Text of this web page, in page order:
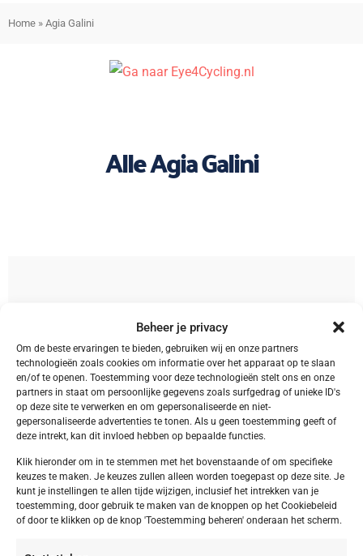
Beheer je privacy
Om de beste ervaringen te bieden, gebruiken wij en onze partners
technologieën zoals cookies om informatie over het apparaat op te slaan
en/of te openen. Toestemming voor deze technologieën stelt ons en onze
partners in staat om persoonlijke gegevens zoals surfgedrag of unieke ID's
op deze site te verwerken en om gepersonaliseerde en niet-
gepersonaliseerde advertenties te tonen. Als u geen toestemming geeft of
deze intrekt, kan dit invloed hebben op bepaalde functies.
Klik hieronder om in te stemmen met het bovenstaande of om specifieke
keuzes te maken. Je keuzes zullen alleen worden toegepast op deze site. Je
kunt je instellingen te allen tijde wijzigen, inclusief het intrekken van je
toestemming, door gebruik te maken van de knoppen op het Cookiebeleid
of door te klikken op de knop 'Toestemming beheren' onderaan het scherm.
Home » Agia Galini
Alle Agia Galini